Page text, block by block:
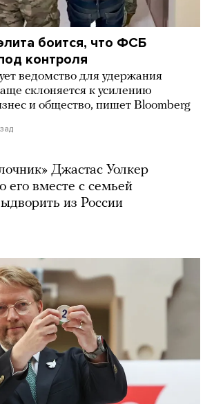
боится, что ФСБ
контроля
ведомство для удержания
склоняется к усилению
и общество, пишет Bloomberg
Джастас Уолкер
его вместе с семьей
из России